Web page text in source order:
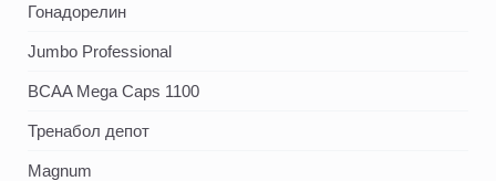
Гонадорелин
Jumbo Professional
BCAA Mega Caps 1100
Тренабол депот
Magnum